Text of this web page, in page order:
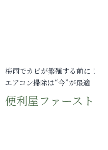
梅雨でカビが繁殖する前に！
エアコン掃除は“今”が最適
便利屋ファースト